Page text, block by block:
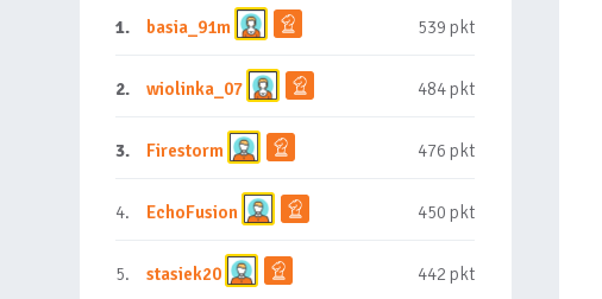
1. basia_91m 539 pkt
2. wiolinka_07 484 pkt
3. Firestorm 476 pkt
4. EchoFusion 450 pkt
5. stasiek20 442 pkt